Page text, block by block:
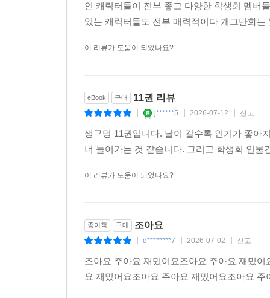
인 캐릭터들이 전부 좋고 다양한 학생회 멤버
있는 캐릭터들도 전부 매력적이다 개그만화
이 리뷰가 도움이 되었나요?
eBook 구매 11권 리뷰
j******5 2026-07-12 신고
생구멍 11권입니다. 날이 갈수록 인기가 좋아
너 늘어가는 것 같습니다. 그리고 학생회 인
이 리뷰가 도움이 되었나요?
종이책 구매 조아요
d********7 2026-07-02 신고
조아요 주아요 재밌어요조아요 주아요 재밌
요 재밌어요조아요 주아요 재밌어요조아요